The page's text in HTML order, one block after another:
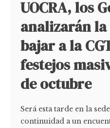
UOCRA, los
analizarán la
bajar a la
festejos
de octubre
Será esta tarde en la
continuidad a un